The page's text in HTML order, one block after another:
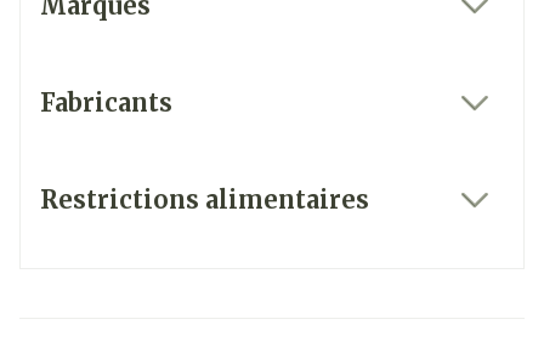
Fabricants
Restrictions alimentaires